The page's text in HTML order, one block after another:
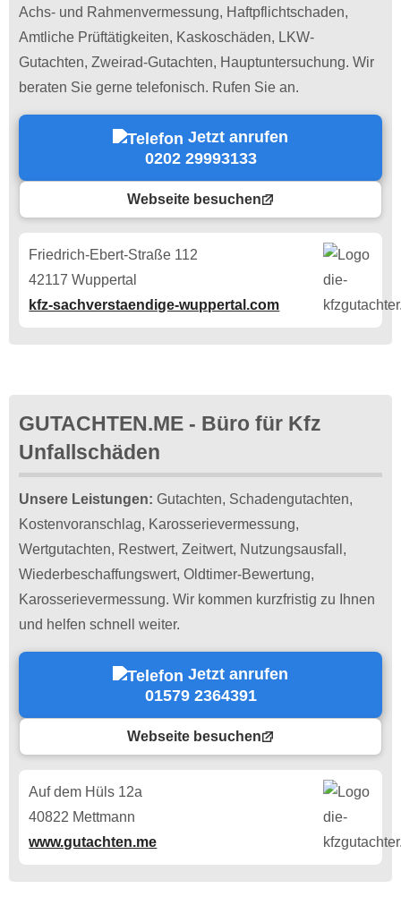
Achs- und Rahmenvermessung, Haftpflichtschaden,
Amtliche Prüftätigkeiten, Kaskoschäden, LKW-
Gutachten, Zweirad-Gutachten, Hauptuntersuchung. Wir
beraten Sie gerne telefonisch. Rufen Sie an.
Jetzt anrufen
0202 29993133
Webseite besuchen
Friedrich-Ebert-Straße 112
42117 Wuppertal
kfz-sachverstaendige-wuppertal.com
GUTACHTEN.ME - Büro für Kfz
Unfallschäden
Unsere Leistungen: Gutachten, Schadengutachten,
Kostenvoranschlag, Karosserievermessung,
Wertgutachten, Restwert, Zeitwert, Nutzungsausfall,
Wiederbeschaffungswert, Oldtimer-Bewertung,
Karosserievermessung. Wir kommen kurzfristig zu Ihnen
und helfen schnell weiter.
Jetzt anrufen
01579 2364391
Webseite besuchen
Auf dem Hüls 12a
40822 Mettmann
www.gutachten.me